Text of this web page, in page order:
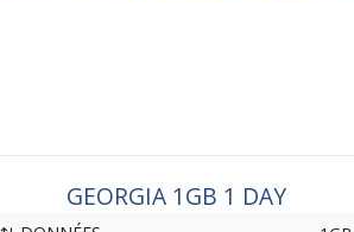
GEORGIA 1GB 1 DAY